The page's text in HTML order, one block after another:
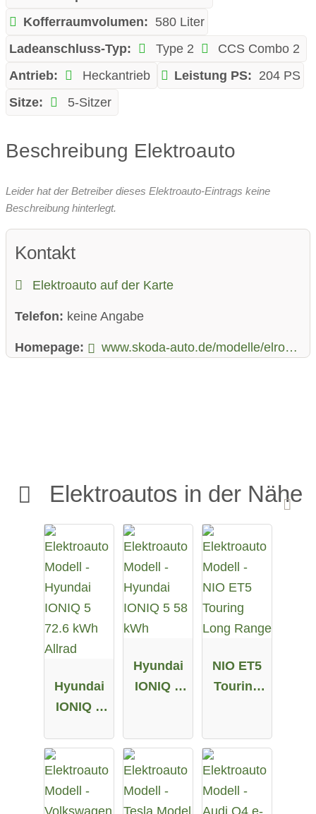
Kofferraumvolumen: 580 Liter
Ladeanschluss-Typ:
Type 2
CCS Combo 2
Antrieb:
Heckantrieb Leistung PS: 204 PS
Sitze:
5-Sitzer
Beschreibung Elektroauto
Leider hat der Betreiber dieses Elektroauto-Eintrags keine
Beschreibung hinterlegt.
Kontakt
Elektroauto auf der Karte
Telefon: keine Angabe
Homepage: www.skoda-auto.de/modelle/elroq/elroq
Elektroautos in der Nähe
Hyundai
IONIQ 5
Allrad
Hyundai
IONIQ 5
NIO ET5
Touring